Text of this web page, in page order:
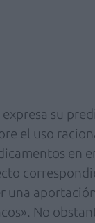
su
el uso
en
una
No